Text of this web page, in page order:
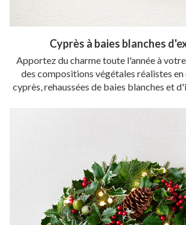
Cyprès à baies blanches
Apportez du charme toute l'année à
des compositions végétales réalistes
cyprès, rehaussées de baies blanches et